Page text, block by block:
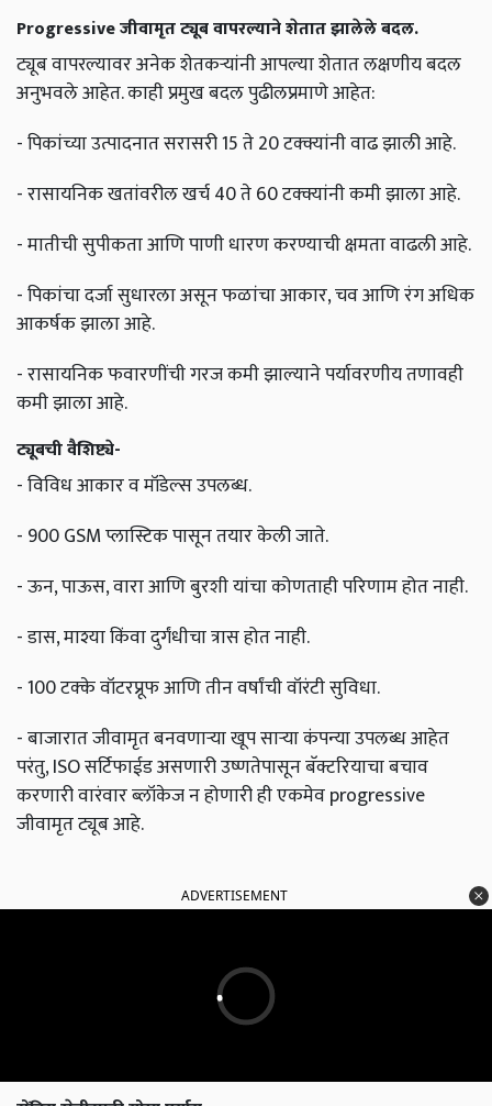
Progressive जीवामृत ट्यूब वापरल्याने शेतात झालेले बदल.
ट्यूब वापरल्यावर अनेक शेतकऱ्यांनी आपल्या शेतात लक्षणीय बदल
अनुभवले आहेत. काही प्रमुख बदल पुढीलप्रमाणे आहेत:
- पिकांच्या उत्पादनात सरासरी 15 ते 20 टक्क्यांनी वाढ झाली आहे.
- रासायनिक खतांवरील खर्च 40 ते 60 टक्क्यांनी कमी झाला आहे.
- मातीची सुपीकता आणि पाणी धारण करण्याची क्षमता वाढली आहे.
- पिकांचा दर्जा सुधारला असून फळांचा आकार, चव आणि रंग अधिक
आकर्षक झाला आहे.
- रासायनिक फवारणींची गरज कमी झाल्याने पर्यावरणीय तणावही
कमी झाला आहे.
ट्यूबची वैशिष्ट्ये-
- विविध आकार व मॉडेल्स उपलब्ध.
- 900 GSM प्लास्टिक पासून तयार केली जाते.
- ऊन, पाऊस, वारा आणि बुरशी यांचा कोणताही परिणाम होत नाही.
- डास, माश्या किंवा दुर्गंधीचा त्रास होत नाही.
- 100 टक्के वॉटरप्रूफ आणि तीन वर्षांची वॉरंटी सुविधा.
- बाजारात जीवामृत बनवणाऱ्या खूप साऱ्या कंपन्या उपलब्ध आहेत
परंतु, ISO सर्टिफाईड असणारी उष्णतेपासून बॅक्टरियाचा बचाव
करणारी वारंवार ब्लॉकेज न होणारी ही एकमेव progressive
जीवामृत ट्यूब आहे.
सेंद्रिय शेतीसाठी योग्य पर्याय-